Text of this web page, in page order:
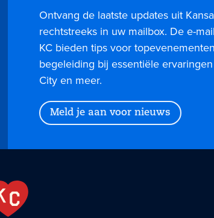
Ontvang de laatste updates uit
rechtstreeks in uw mailbox. De e-
KC bieden tips voor
begeleiding bij essentiële
City en meer.
Meld je aan voor nieuws